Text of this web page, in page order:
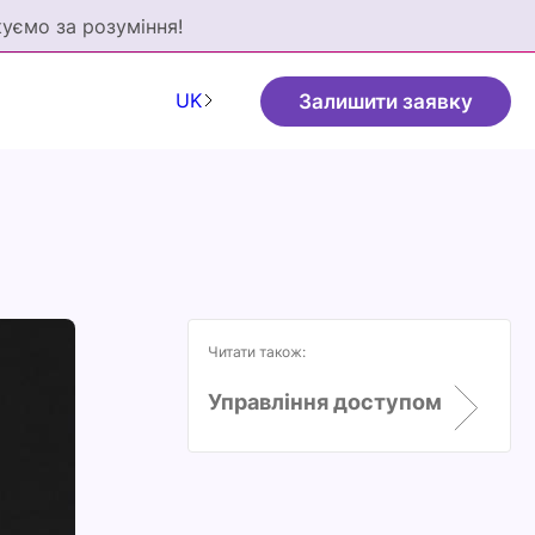
за розуміння!
UK Залишити заявку
Читати також:
Управління доступом